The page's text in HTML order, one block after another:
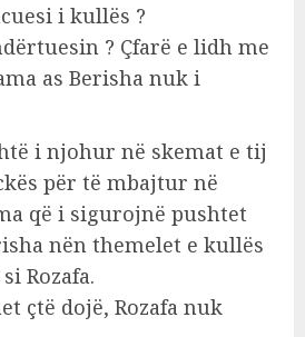
i kullës ?
? Çfarë e lidh me
as Berisha nuk i
i njohur në skemat e tij
për të mbajtur në
që i sigurojnë pushtet
nën themelet e kullës
Rozafa.
çtë dojë, Rozafa nuk